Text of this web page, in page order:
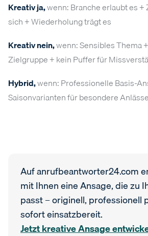
Kreativ ja,wenn: Branche erlaubt es
sich + Wiederholung trägt es
Kreativ nein,wenn: Sensibles Thema
Zielgruppe + kein Puffer für
Hybrid,wenn: Professionelle Basis-
Saisonvarianten für besondere Anlässe
Auf anrufbeantworter24.com
mit Ihnen eine Ansage, die zu
passt – originell, professionell
sofort einsatzbereit.
Jetzt kreative Ansage